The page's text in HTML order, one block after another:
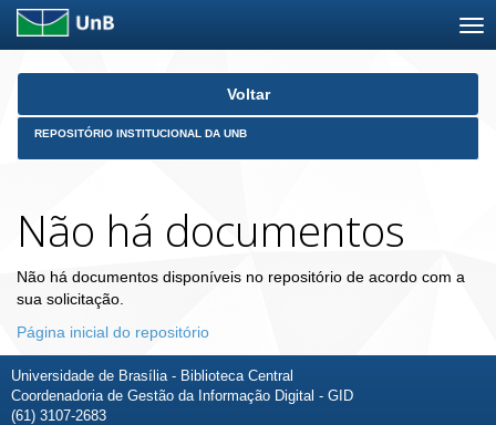
Skip
Voltar
REPOSITÓRIO INSTITUCIONAL DA UNB
Não há documentos
Não há documentos disponíveis no repositório de acordo com a
sua solicitação.
Página inicial do repositório
Universidade de Brasília - Biblioteca Central
Coordenadoria de Gestão da Informação Digital - GID
(61) 3107-2683